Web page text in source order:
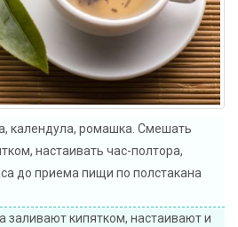
календула, ромашка. Смешать
настаивать час-полтора,
до приема пищи по полстакана
заливают кипятком, настаивают и